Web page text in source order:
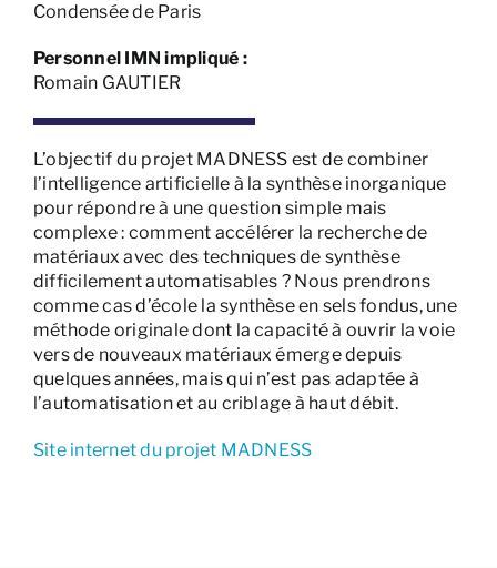
Condensée de Paris
Personnel IMN impliqué :
Romain GAUTIER
L’objectif du projet MADNESS est de combiner
l’intelligence artificielle à la synthèse inorganique
pour répondre à une question simple mais
complexe : comment accélérer la recherche de
matériaux avec des techniques de synthèse
difficilement automatisables ? Nous prendrons
comme cas d’école la synthèse en sels fondus, une
méthode originale dont la capacité à ouvrir la voie
vers de nouveaux matériaux émerge depuis
quelques années, mais qui n’est pas adaptée à
l’automatisation et au criblage à haut débit.
Site internet du projet MADNESS